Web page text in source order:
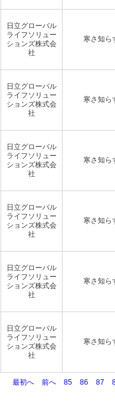
日立グローバル
ライフソリュー
ションズ株式会
社
寒さ知ら
日立グローバル
ライフソリュー
ションズ株式会
社
寒さ知ら
日立グローバル
ライフソリュー
ションズ株式会
社
寒さ知ら
日立グローバル
ライフソリュー
ションズ株式会
社
寒さ知ら
日立グローバル
ライフソリュー
ションズ株式会
社
寒さ知ら
日立グローバル
ライフソリュー
ションズ株式会
社
寒さ知ら
最初へ 前へ 85 86 87